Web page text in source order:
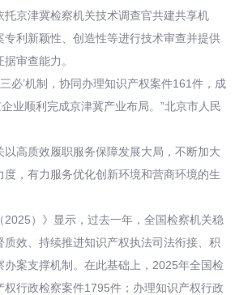
京津冀检察机关技术调查官共建共享机
利新颖性、创造性等进行技术审查并提供
审查能力。
必’机制，协同办理知识产权案件161件，成
业顺利完成京津冀产业布局。”北京市人民
高质效履职服务保障发展大局，不断加大
，有力服务优化创新环境和营商环境的生
2025）》显示，过去一年，全国检察机关稳
效、持续推进知识产权执法司法衔接、积
案支撑机制。在此基础上，2025年全国检
行政检察案件1795件；办理知识产权行政